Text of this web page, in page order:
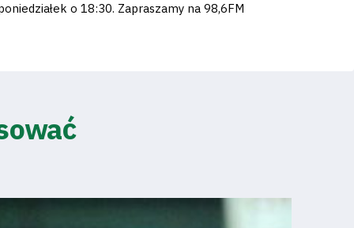
o 18:30. Zapraszamy na 98,6FM